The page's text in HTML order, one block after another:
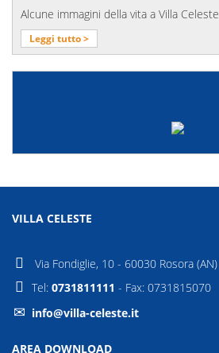
Alcune immagini della vita a Villa Celeste
Leggi tutto >
VILLA CELESTE
Via Fondiglie, 10 - 60030 Rosora (AN)
Tel: 0731811111 - Fax: 0731815070
info@villa-celeste.it
AREA DOWNLOAD